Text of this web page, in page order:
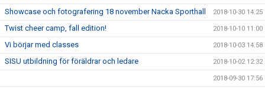
Showcase och fotografering 18 november Nacka Sporthall 2018-10-30 14:25
Twist cheer camp, fall edition! 2018-10-10 11:00
Vi börjar med classes 2018-10-03 14:58
SISU utbildning för föräldrar och ledare 2018-10-02 12:32
2018-09-30 17:56